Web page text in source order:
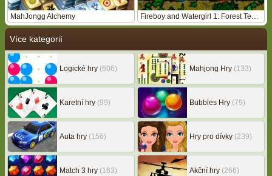
MahJongg Alchemy Fireboy and Watergirl 1: Forest Temple
Více kategorií
Logické hry (606) Mahjong Hry (133)
Karetní hry (99) Bubbles Hry (79)
Auta hry (156) Hry pro dívky (239)
Match 3 hry (163) Akční hry (266)